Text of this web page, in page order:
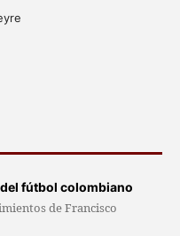
fútbol colombiano
de Francisco